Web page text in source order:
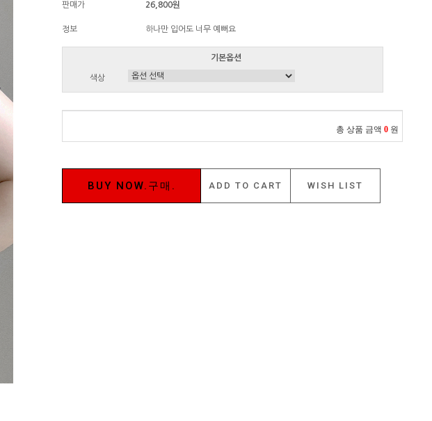
판매가 26,800원
정보 하나만 입어도 너무 예뻐요
기본옵션
색상
총 상품 금액 0 원
BUY NOW.구매. ADD TO CART WISH LIST